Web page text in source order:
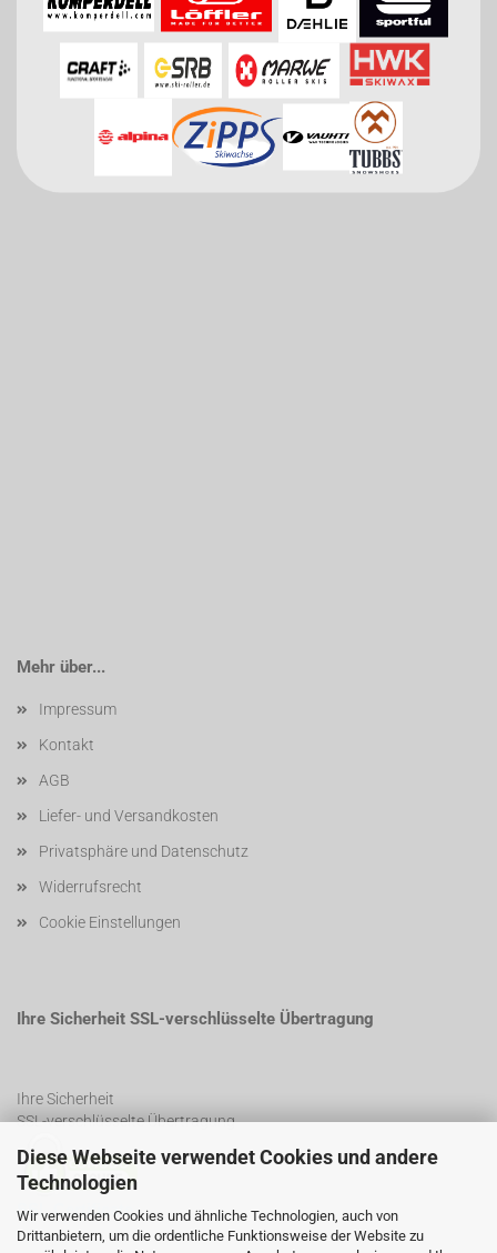
Diese Webseite verwendet Cookies und andere
Technologien
Wir verwenden Cookies und ähnliche Technologien, auch von
Drittanbietern, um die ordentliche Funktionsweise der Website zu
Mehr über...
Impressum
Kontakt
AGB
Liefer- und Versandkosten
Privatsphäre und Datenschutz
Widerrufsrecht
Cookie Einstellungen
Ihre Sicherheit SSL-verschlüsselte Übertragung
Ihre Sicherheit
SSL-verschlüsselte Übertragung
SSL Certificate